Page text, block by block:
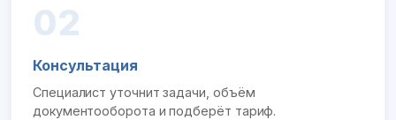
02
Консультация
Специалист уточнит задачи, объём
документооборота и подберёт тариф.